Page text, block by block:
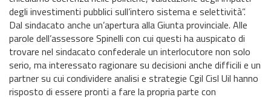
degli investimenti pubblici sull’intero sistema e selettività”.
Dal sindacato anche un’apertura alla Giunta provinciale. Alle
parole dell’assessore Spinelli con cui questi ha auspicato di
trovare nel sindacato confederale un interlocutore non solo
serio, ma interessato ragionare su decisioni anche difficili e un
partner su cui condividere analisi e strategie Cgil Cisl Uil hanno
risposto di essere pronti a fare la propria parte con